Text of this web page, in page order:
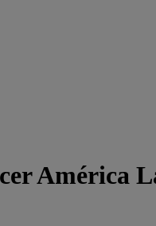
América